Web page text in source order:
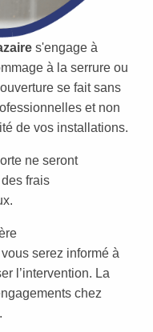
s'engage à
à la serrure ou
se fait sans
et non
de vos installations.
ne seront
frais
serez informé à
l’intervention. La
chez
.